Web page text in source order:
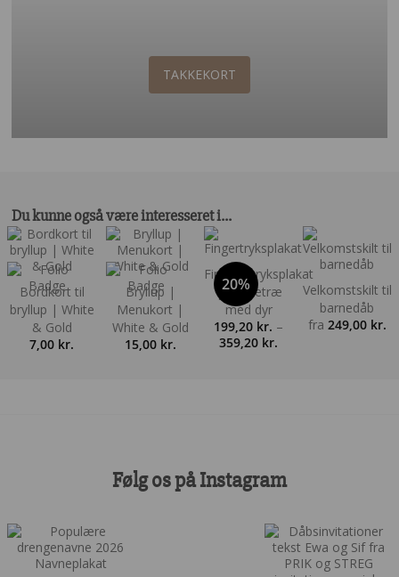
TAKKEKORT
Du kunne også være interesseret i…
Bordkort til
bryllup | White
& Gold
7,00 kr.
Bryllup |
Menukort |
White & Gold
15,00 kr.
20%
Fingeraftryksplakat
| Hjertetræ
med dyr
199,20 kr. –
359,20 kr.
Velkomstskilt til
barnedåb
fra 249,00 kr.
Følg os på Instagram